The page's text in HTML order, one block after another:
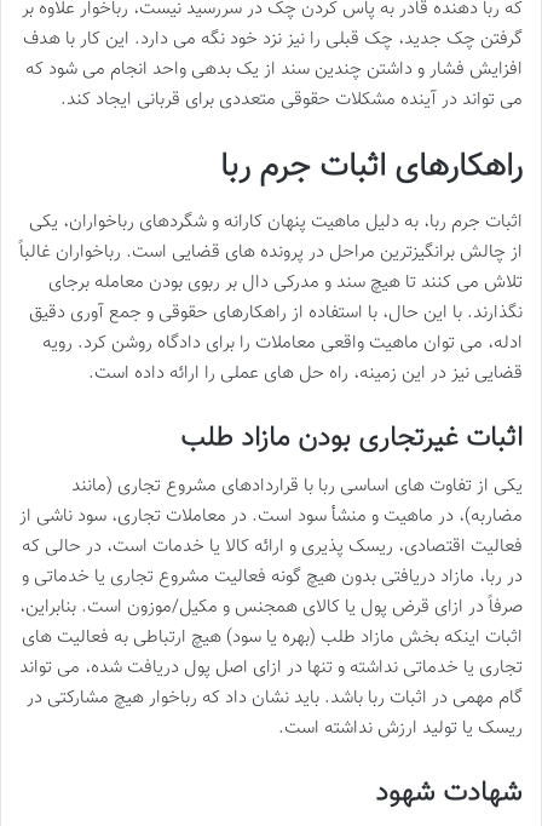
که ربا دهنده قادر به پاس کردن چک در سررسید نیست، رباخوار علاوه بر
گرفتن چک جدید، چک قبلی را نیز نزد خود نگه می دارد. این کار با هدف
افزایش فشار و داشتن چندین سند از یک بدهی واحد انجام می شود که
می تواند در آینده مشکلات حقوقی متعددی برای قربانی ایجاد کند.
راهکارهای اثبات جرم ربا
اثبات جرم ربا، به دلیل ماهیت پنهان کارانه و شگردهای رباخواران، یکی
از چالش برانگیزترین مراحل در پرونده های قضایی است. رباخواران غالباً
تلاش می کنند تا هیچ سند و مدرکی دال بر ربوی بودن معامله برجای
نگذارند. با این حال، با استفاده از راهکارهای حقوقی و جمع آوری دقیق
ادله، می توان ماهیت واقعی معاملات را برای دادگاه روشن کرد. رویه
قضایی نیز در این زمینه، راه حل های عملی را ارائه داده است.
اثبات غیرتجاری بودن مازاد طلب
یکی از تفاوت های اساسی ربا با قراردادهای مشروع تجاری (مانند
مضاربه)، در ماهیت و منشأ سود است. در معاملات تجاری، سود ناشی از
فعالیت اقتصادی، ریسک پذیری و ارائه کالا یا خدمات است، در حالی که
در ربا، مازاد دریافتی بدون هیچ گونه فعالیت مشروع تجاری یا خدماتی و
صرفاً در ازای قرض پول یا کالای همجنس و مکیل/موزون است. بنابراین،
اثبات اینکه بخش مازاد طلب (بهره یا سود) هیچ ارتباطی به فعالیت های
تجاری یا خدماتی نداشته و تنها در ازای اصل پول دریافت شده، می تواند
گام مهمی در اثبات ربا باشد. باید نشان داد که رباخوار هیچ مشارکتی در
ریسک یا تولید ارزش نداشته است.
شهادت شهود